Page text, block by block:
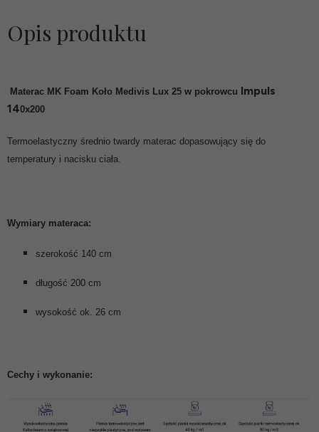
Opis produktu
Materac MK Foam Koło Medivis Lux 25 w pokrowcu Impuls
140x200
Termoelastyczny średnio twardy materac dopasowujący się do
temperatury i nacisku ciała.
Wymiary materaca:
szerokość 140 cm
długość 200 cm
wysokość ok. 26 cm
Cechy i wykonanie: